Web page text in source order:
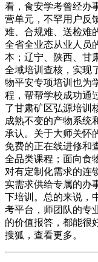
看，食安学考曾经办
营单元，不罕用户反
难、合规难、送检难
全省全业态从业人员
本；辽宁、陕西、甘
全域培训查核，实现
物平安专项培训也为
程，帮帮学校成功通
了甘肃矿区弘源培训
成熟不变的产物系统
承认。关于大师关怀
免费的正在线进修和
全品类课程；面向食
对有定制化需求的连
实需求供给专属的办
下培训。总的来说，
考平台，师团队的专
的价值报答，都能很
搜狐，查看更多。